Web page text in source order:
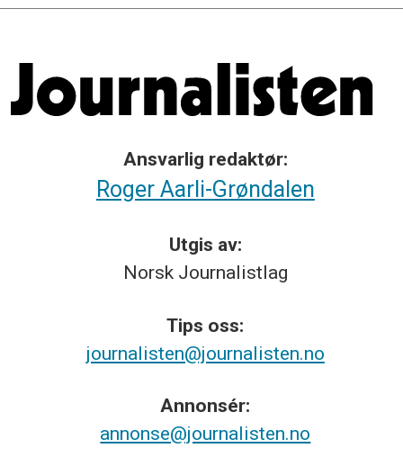
Ansvarlig redaktør:
Roger Aarli-Grøndalen
Utgis av:
Norsk Journalistlag
Tips oss:
journalisten@journalisten.no
Annonsér:
annonse@journalisten.no